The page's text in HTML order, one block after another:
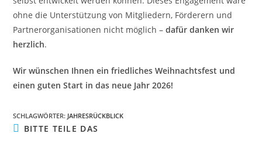
ohne die Unterstützung von Mitgliedern, Förderern und
Partnerorganisationen nicht möglich –dafür danken wir
herzlich.
Wir wünschen Ihnen ein friedliches Weihnachtsfest und
einen guten Start in das neue Jahr 2026!
SCHLAGWÖRTER: JAHRESRÜCKBLICK
BITTE TEILE DAS